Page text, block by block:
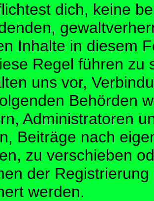
dich, keine
Inhalte in diesem
Regel führen zu
uns vor,
Behörden
Administratoren
Beiträge nach
zu verschieben
der
werden.